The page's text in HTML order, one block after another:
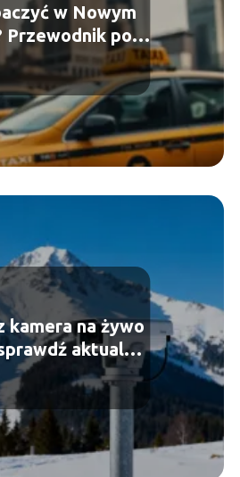
w Nowym
Przewodnik po
kamera na żywo
aktualne
warunki